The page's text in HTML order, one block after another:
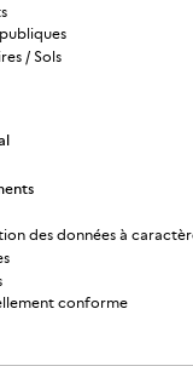
/ Sols
des données à
conforme